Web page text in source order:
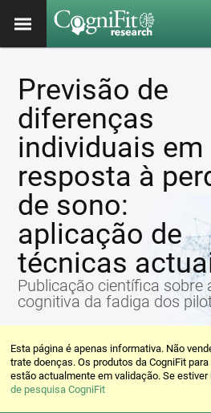
Previsão de
diferenças
individuais em
resposta à
de sono:
aplicação de
técnicas
Publicação científica sobre
cognitiva da fadiga dos
Esta página é apenas informativa. Não
trate doenças. Os produtos da CogniFit
estão actualmente em validação. Se
de pesquisa CogniFit